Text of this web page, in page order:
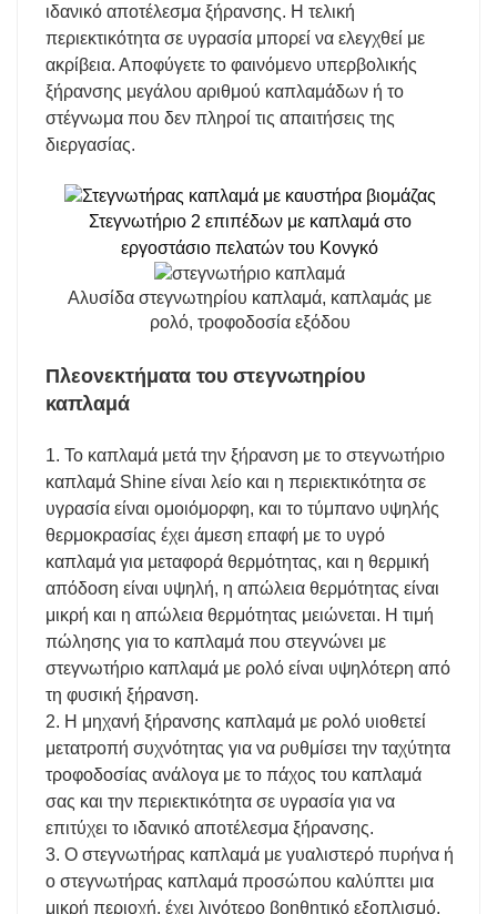
ιδανικό αποτέλεσμα ξήρανσης. Η τελική
περιεκτικότητα σε υγρασία μπορεί να ελεγχθεί με
ακρίβεια. Αποφύγετε το φαινόμενο υπερβολικής
ξήρανσης μεγάλου αριθμού καπλαμάδων ή το
στέγνωμα που δεν πληροί τις απαιτήσεις της
διεργασίας.
Στεγνωτήριο 2 επιπέδων με καπλαμά στο
εργοστάσιο πελατών του Κονγκό
Αλυσίδα στεγνωτηρίου καπλαμά, καπλαμάς με
ρολό, τροφοδοσία εξόδου
Πλεονεκτήματα του στεγνωτηρίου
καπλαμά
1. Το καπλαμά μετά την ξήρανση με το στεγνωτήριο
καπλαμά Shine είναι λείο και η περιεκτικότητα σε
υγρασία είναι ομοιόμορφη, και το τύμπανο υψηλής
θερμοκρασίας έχει άμεση επαφή με το υγρό
καπλαμά για μεταφορά θερμότητας, και η θερμική
απόδοση είναι υψηλή, η απώλεια θερμότητας είναι
μικρή και η απώλεια θερμότητας μειώνεται. Η τιμή
πώλησης για το καπλαμά που στεγνώνει με
στεγνωτήριο καπλαμά με ρολό είναι υψηλότερη από
τη φυσική ξήρανση.
2. Η μηχανή ξήρανσης καπλαμά με ρολό υιοθετεί
μετατροπή συχνότητας για να ρυθμίσει την ταχύτητα
τροφοδοσίας ανάλογα με το πάχος του καπλαμά
σας και την περιεκτικότητα σε υγρασία για να
επιτύχει το ιδανικό αποτέλεσμα ξήρανσης.
3. Ο στεγνωτήρας καπλαμά με γυαλιστερό πυρήνα ή
ο στεγνωτήρας καπλαμά προσώπου καλύπτει μια
μικρή περιοχή, έχει λιγότερο βοηθητικό εξοπλισμό,